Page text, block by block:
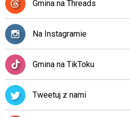
dla
danej
platformy.
Gmina na Threads
Na Instagramie
Gmina na TikToku
Tweetuj z nami